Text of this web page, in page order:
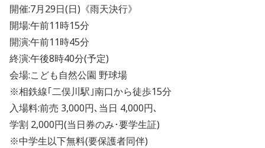
開催:7月29日(日)《雨天決行》
開場:午前11時15分
開演:午前11時45分
終演:午後8時40分(予定)
会場:こども自然公園 野球場
※相鉄線｢二俣川駅｣南口から徒歩15分
入場料:前売 3,000円､当日 4,000円､
学割 2,000円(当日券のみ･要学生証)
※中学生以下無料(要保護者同伴)